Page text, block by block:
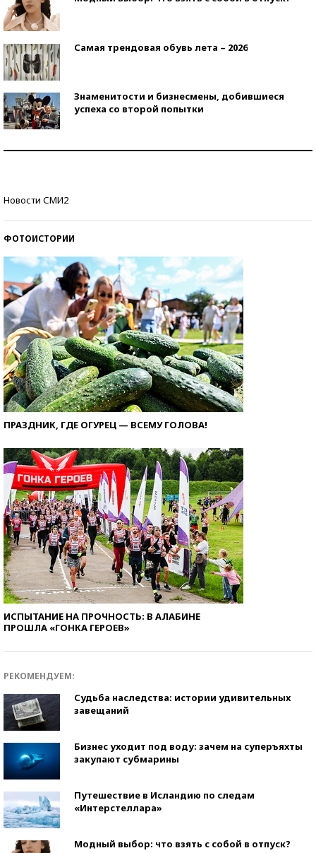
Самая трендовая обувь лета – 2026
Знаменитости и бизнесмены, добившиеся
успеха со второй попытки
Новости СМИ2
ФОТОИСТОРИИ
ПРАЗДНИК, ГДЕ ОГУРЕЦ — ВСЕМУ ГОЛОВА!
ИСПЫТАНИЕ НА ПРОЧНОСТЬ: В АЛАБИНЕ
ПРОШЛА «ГОНКА ГЕРОЕВ»
РЕКОМЕНДУЕМ:
Судьба наследства: истории удивительных
завещаний
Бизнес уходит под воду: зачем на суперъяхты
закупают субмарины
Путешествие в Исландию по следам
«Интерстеллара»
Модный выбор: что взять с собой в отпуск?